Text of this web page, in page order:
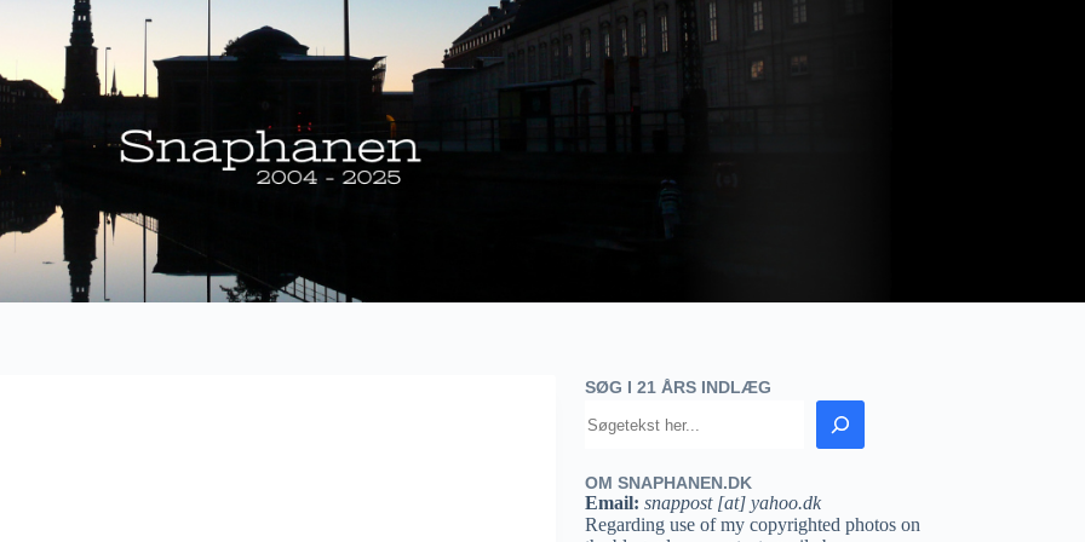
SØG I 21 ÅRS INDLÆG
OM SNAPHANEN.DK
Email: snappost [at] yahoo.dk
Regarding use of my copyrighted photos on